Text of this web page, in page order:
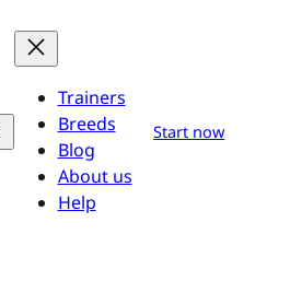
Trainers
Breeds
Blog
About us
Help
Start now